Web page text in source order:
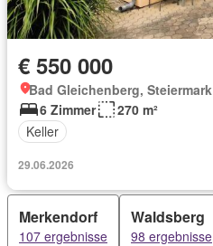
€ 550 000
Bad Gleichenberg, Steiermark
6 Zimmer
270 m²
Keller
29.06.2026
Merkendorf
107 ergebnisse
Waldsberg
98 ergebnisse